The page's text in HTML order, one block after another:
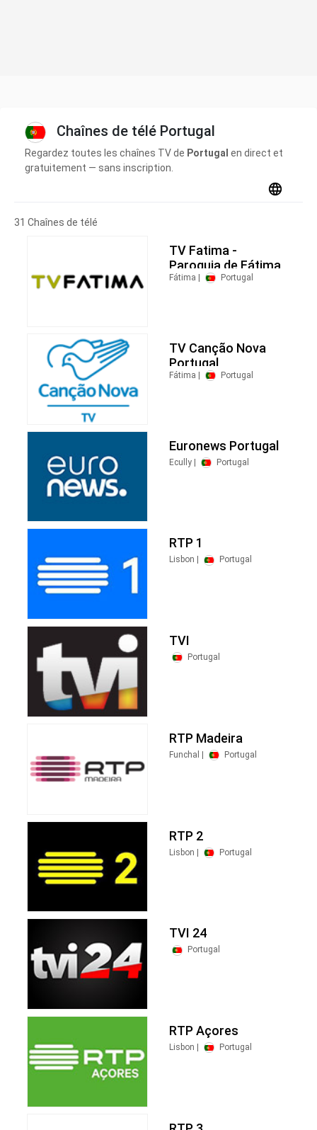
Chaînes de télé Portugal
Regardez toutes les chaînes TV de Portugal en direct et
gratuitement — sans inscription.
31 Chaînes de télé
TV Fatima -
Paroquia de Fátima
Fátima | Portugal
TV Canção Nova
Portugal
Fátima | Portugal
Euronews Portugal
Ecully | Portugal
RTP 1
Lisbon | Portugal
TVI
Portugal
RTP Madeira
Funchal | Portugal
RTP 2
Lisbon | Portugal
TVI 24
Portugal
RTP Açores
Lisbon | Portugal